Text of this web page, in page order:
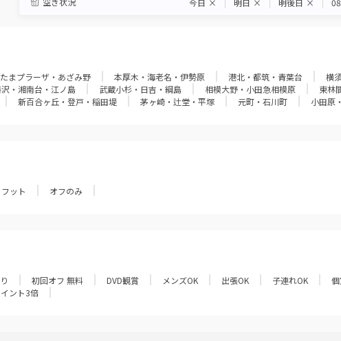
たまプラーザ・あざみ野 本厚木・海老名・伊勢原 港北・都筑・青葉台 横
・湘南台・江ノ島 武蔵小杉・日吉・綱島 相模大野・小田急相模原 東林
新百合ヶ丘・登戸・稲田堤 茅ヶ崎・辻堂・平塚 元町・石川町 小田原
フット オフのみ
初回オフ 無料 DVD観賞 メンズOK 出張OK 子連れOK
ント3倍